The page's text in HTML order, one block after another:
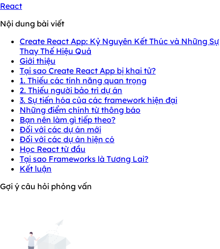
React
Nội dung bài viết
Create React App: Kỷ Nguyên Kết Thúc và Những Sự
Thay Thế Hiệu Quả
Giới thiệu
Tại sao Create React App bị khai tử?
1. Thiếu các tính năng quan trọng
2. Thiếu người bảo trì dự án
3. Sự tiến hóa của các framework hiện đại
Những điểm chính từ thông báo
Bạn nên làm gì tiếp theo?
Đối với các dự án mới
Đối với các dự án hiện có
Học React từ đầu
Tại sao Frameworks là Tương Lai?
Kết luận
Gợi ý câu hỏi phỏng vấn